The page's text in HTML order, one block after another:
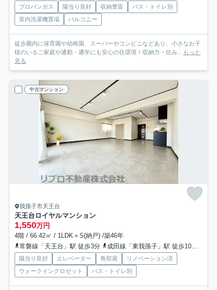
プロパンガス 陽当り良好 収納豊富
バス・トイレ別
室内洗濯機置場
バルコニー
徒歩圏内に保育園や幼稚園、スーパーやコンビニなどあり、小さなお子
様のいるご家庭や通勤・通学にも安心の住環境！収納力・住み... もっと
見る
中古マンション
我孫子市天王台
天王台ロイヤルマンション
1,550万円
4階 / 66.42㎡ / 1LDK＋S(納戸) /築46年
常磐線「天王台」駅 徒歩3分
成田線「東我孫子」駅 徒歩10分
陽当り良好 エレベーター 角部屋
リノベーション済
ウォークインクロゼット
バス・トイレ別